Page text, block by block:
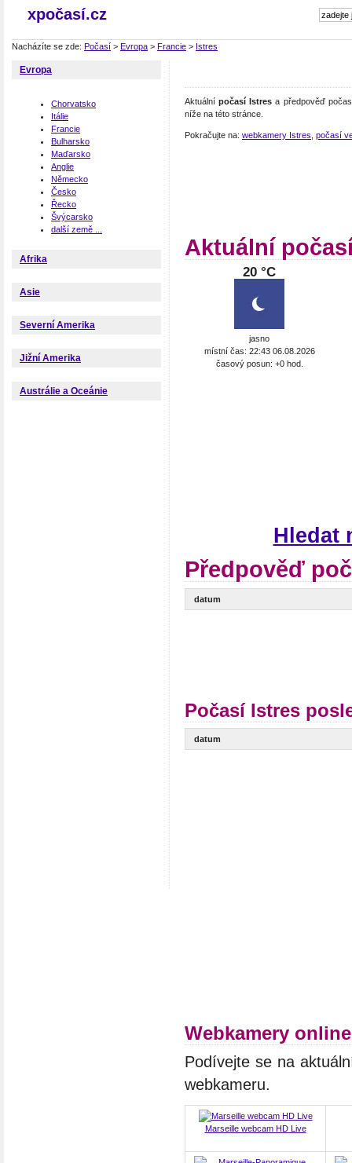
xpočasí.cz
Nacházíte se zde: Počasí > Evropa > Francie > Istres
Evropa
Chorvatsko
Itálie
Francie
Bulharsko
Maďarsko
Anglie
Německo
Česko
Řecko
Švýcarsko
další země ...
Afrika
Asie
Severní Amerika
Jižní Amerika
Austrálie a Oceánie
Aktuálnípočasí Istres a předpověď
níže na této stránce.
Pokračujte na: webkamery Istres počasí
Aktuální
20 °C
jasno
místní čas: 22:43 06.08.2026
časový posun: +0 hod.
Hledat
Předpověď
datum
Počasí Istres
datum
Webkamery
Podívejte se na
webkameru.
Marseille webcam HD Live